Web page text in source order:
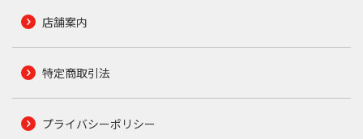
店舗案内
特定商取引法
プライバシーポリシー